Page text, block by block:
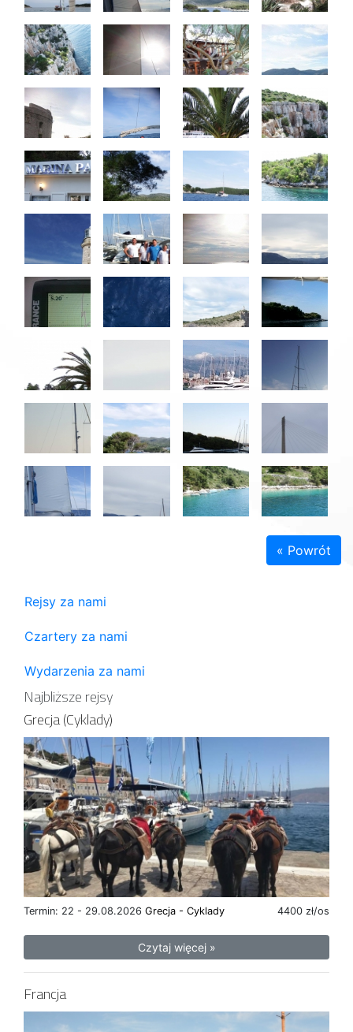
« Powrót
Rejsy za nami
Czartery za nami
Wydarzenia za nami
Najbliższe rejsy
Grecja (Cyklady)
Termin: 22 - 29.08.2026 4400 zł/os
Grecja - Cyklady
Czytaj więcej »
Francja